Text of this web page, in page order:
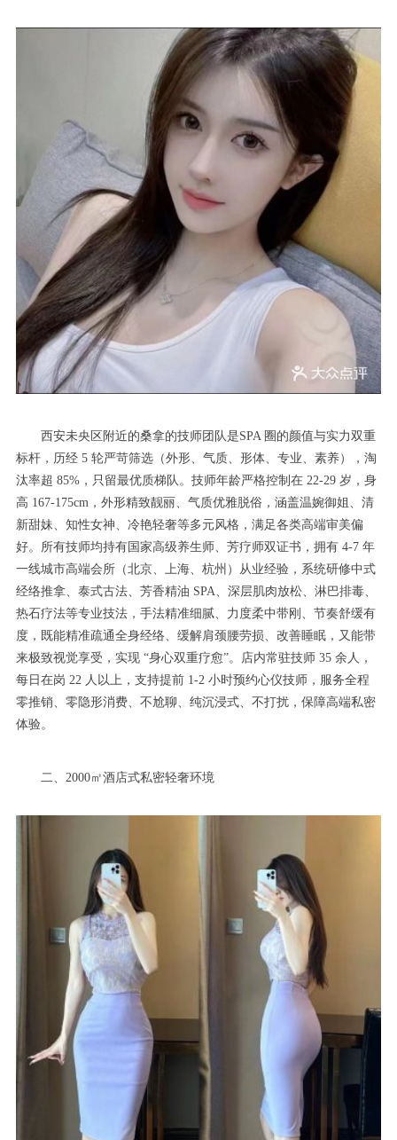
西安未央区附近的桑拿的技师团队是SPA 圈的颜值与实力双重
标杆，历经 5 轮严苛筛选（外形、气质、形体、专业、素养），淘
汰率超 85%，只留最优质梯队。技师年龄严格控制在 22-29 岁，身
高 167-175cm，外形精致靓丽、气质优雅脱俗，涵盖温婉御姐、清
新甜妹、知性女神、冷艳轻奢等多元风格，满足各类高端审美偏
好。所有技师均持有国家高级养生师、芳疗师双证书，拥有 4-7 年
一线城市高端会所（北京、上海、杭州）从业经验，系统研修中式
经络推拿、泰式古法、芳香精油 SPA、深层肌肉放松、淋巴排毒、
热石疗法等专业技法，手法精准细腻、力度柔中带刚、节奏舒缓有
度，既能精准疏通全身经络、缓解肩颈腰劳损、改善睡眠，又能带
来极致视觉享受，实现 “身心双重疗愈”。店内常驻技师 35 余人，
每日在岗 22 人以上，支持提前 1-2 小时预约心仪技师，服务全程
零推销、零隐形消费、不尬聊、纯沉浸式、不打扰，保障高端私密
体验。
二、2000㎡酒店式私密轻奢环境